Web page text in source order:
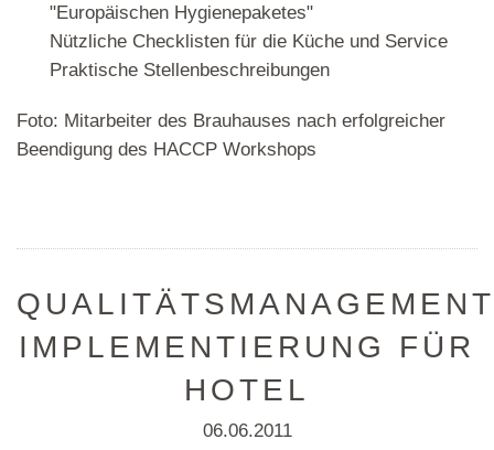
"Europäischen Hygienepaketes"
Nützliche Checklisten für die Küche und Service
Praktische Stellenbeschreibungen
Foto: Mitarbeiter des Brauhauses nach erfolgreicher
Beendigung des HACCP Workshops
QUALITÄTSMANAGEMENT
IMPLEMENTIERUNG FÜR
HOTEL
06.06.2011